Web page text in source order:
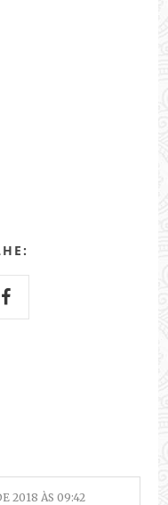
2018 ÀS 09:42